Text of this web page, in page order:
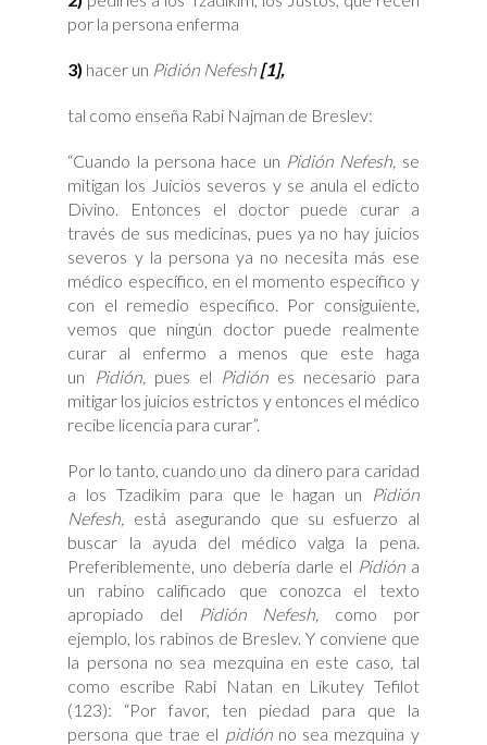
por la persona enferma
3) hacer un Pidión Nefesh [1],
tal como enseña Rabi Najman de Breslev:
“Cuando la persona hace un Pidión Nefesh, se
mitigan los Juicios severos y se anula el edicto
Divino. Entonces el doctor puede curar a
través de sus medicinas, pues ya no hay juicios
severos y la persona ya no necesita más ese
médico específico, en el momento específico y
con el remedio específico. Por consiguiente,
vemos que ningún doctor puede realmente
curar al enfermo a menos que este haga
un
Pidión, pues el Pidión es necesario para
mitigar los juicios estrictos y entonces el médico
recibe licencia para curar”.
Por lo tanto, cuando uno da dinero para caridad
a los Tzadikim para que le hagan un
Pidión
Nefesh,
está asegurando que su esfuerzo al
buscar la ayuda del médico valga la pena.
Preferiblemente, uno debería darle el Pidióna
un rabino calificado que conozca el texto
apropiado del
Pidión Nefesh,
como por
ejemplo, los rabinos de Breslev. Y conviene que
la persona no sea mezquina en este caso, tal
como escribe Rabi Natan en Likutey Tefilot
(123): “Por favor, ten piedad para que la
persona que trae el pidiónno sea mezquina y